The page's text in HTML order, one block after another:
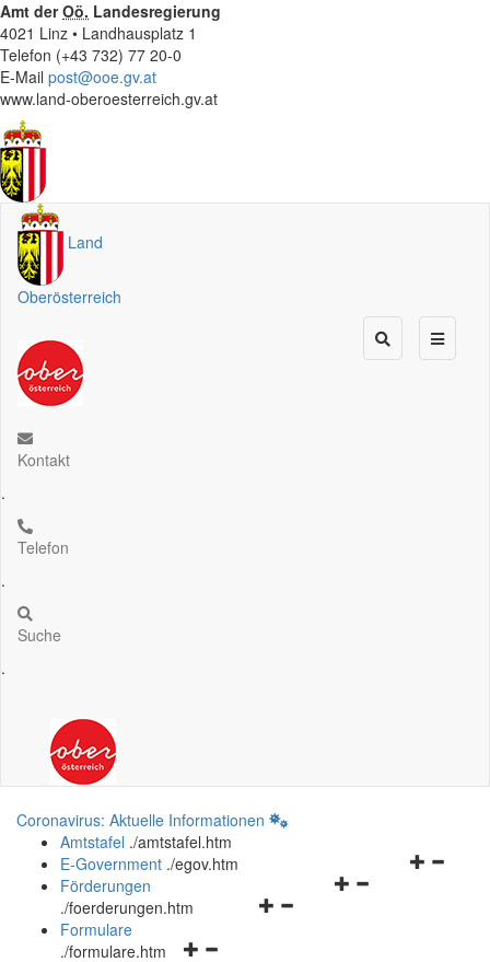
Amt derOö. Landesregierung
4021 Linz • Landhausplatz 1
Telefon (+43 732) 77 20-0
E-Mail post@ooe.gv.at
www.land-oberoesterreich.gv.at
Land
Oberösterreich
Kontakt
.
Telefon
.
Suche
.
Coronavirus: Aktuelle Informationen
Amtstafel ./amtstafel.htm
Navigationsmenü
E-Government ./egov.htm
Navigationsmenü
Förderungen
./foerderungen.htm
Navigationsmenü
Formulare
./formulare.htm